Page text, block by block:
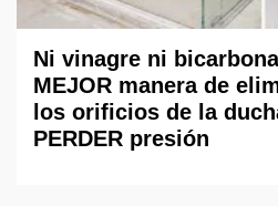
Ni vinagre ni
MEJOR manera de
los orificios de la
PERDER presión